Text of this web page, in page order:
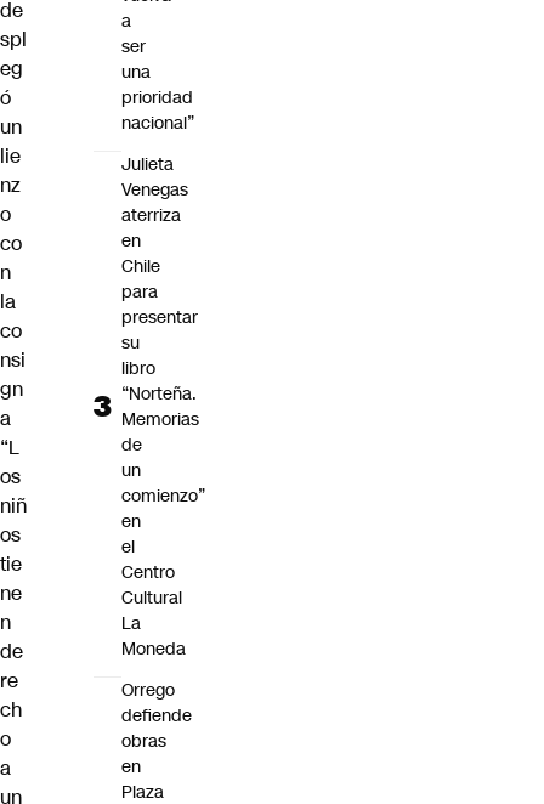
de
spl
eg
ó
un
lie
nz
o
co
n
la
co
nsi
gn
a
“L
os
niñ
os
tie
ne
n
de
re
ch
o
a
un
a
ser
una
prioridad
nacional”
Julieta
Venegas
aterriza
en
Chile
para
presentar
su
libro
“Norteña.
Memorias
de
un
comienzo”
en
el
Centro
Cultural
La
Moneda
Orrego
defiende
obras
en
Plaza